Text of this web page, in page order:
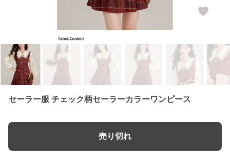
セーラー服 チェック柄セーラーカラーワンピース
売り切れ